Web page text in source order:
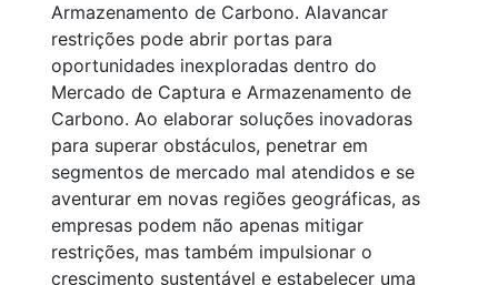
Armazenamento de Carbono. Alavancar
restrições pode abrir portas para
oportunidades inexploradas dentro do
Mercado de Captura e Armazenamento de
Carbono. Ao elaborar soluções inovadoras
para superar obstáculos, penetrar em
segmentos de mercado mal atendidos e se
aventurar em novas regiões geográficas, as
empresas podem não apenas mitigar
restrições, mas também impulsionar o
crescimento sustentável e estabelecer uma